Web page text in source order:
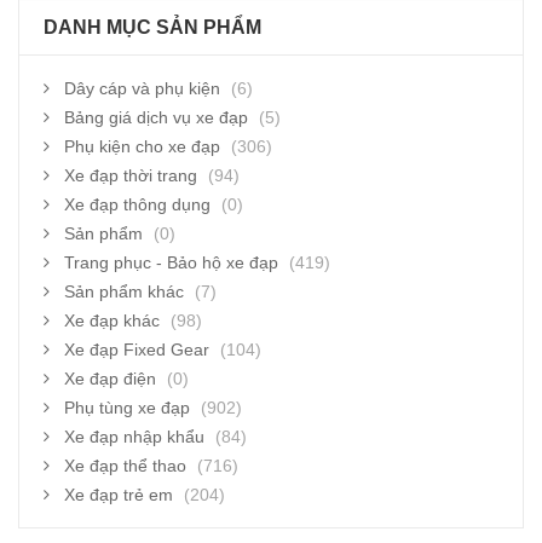
DANH MỤC SẢN PHẨM
Dây cáp và phụ kiện
(6)
Bảng giá dịch vụ xe đạp
(5)
Phụ kiện cho xe đạp
(306)
Xe đạp thời trang
(94)
Xe đạp thông dụng
(0)
Sản phẩm
(0)
Trang phục - Bảo hộ xe đạp
(419)
Sản phẩm khác
(7)
Xe đạp khác
(98)
Xe đạp Fixed Gear
(104)
Xe đạp điện
(0)
Phụ tùng xe đạp
(902)
Xe đạp nhập khẩu
(84)
Xe đạp thể thao
(716)
Xe đạp trẻ em
(204)